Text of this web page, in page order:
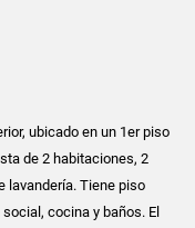
ubicado en un 1er piso
de 2 habitaciones, 2
lavandería. Tiene piso
cocina y baños. El